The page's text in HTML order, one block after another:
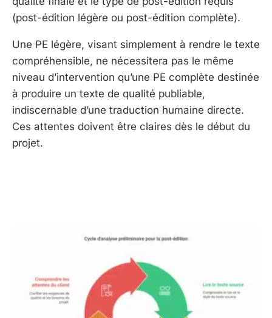
(post-édition légère ou post-édition complète).
Une PE légère, visant simplement à rendre le texte
compréhensible, ne nécessitera pas le même
niveau d’intervention qu’une PE complète destinée
à produire un texte de qualité publiable,
indiscernable d’une traduction humaine directe.
Ces attentes doivent être claires dès le début du
projet.